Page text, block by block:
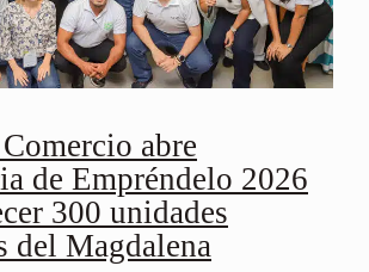
abre
de Empréndelo 2026
300 unidades
del Magdalena